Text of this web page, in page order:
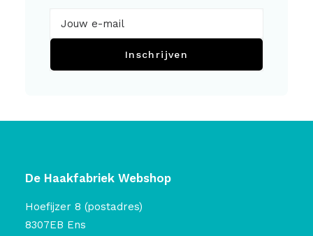
Inschrijven
De Haakfabriek Webshop
Hoefijzer 8 (postadres)
8307EB Ens